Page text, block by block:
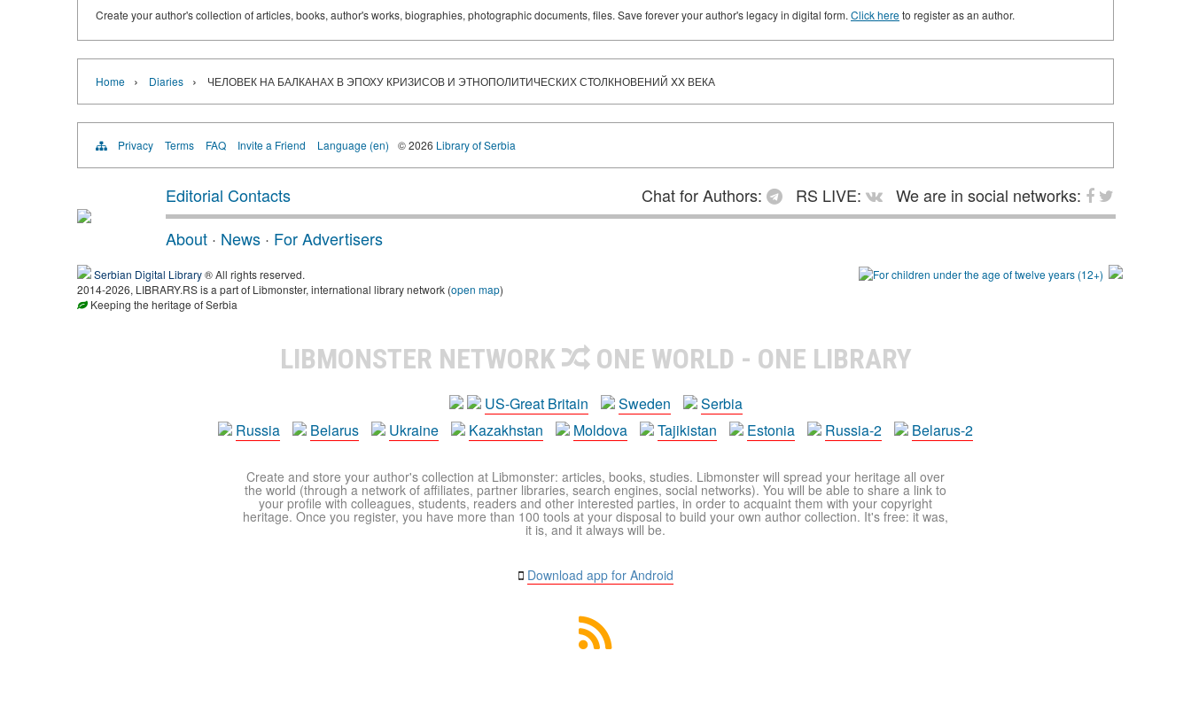
Create your author's collection of articles, books, author's works, biographies, photographic documents, files. Save forever your author's legacy in digital form. Click hereto register as an author.
Home › Diaries › ЧЕЛОВЕК НА БАЛКАНАХ В ЭПОХУ КРИЗИСОВ И ЭТНОПОЛИТИЧЕСКИХ СТОЛКНОВЕНИЙ XX ВЕКА
Privacy Terms FAQ Invite a Friend Language (en) © 2026 Library of Serbia
Editorial Contacts Chat for Authors: RS LIVE:
We are in social networks:
About · News · For Advertisers
Serbian Digital Library® All rights reserved.
2014-2026, LIBRARY.RS is a part of Libmonster, international library network (open map)
Keeping the heritage of Serbia
LIBMONSTER NETWORK ONE WORLD - ONE LIBRARY
US-Great Britain Sweden
Serbia
Russia
Belarus Ukraine Kazakhstan Moldova Tajikistan Estonia Russia-2 Belarus-2
Create and store your author's collection at Libmonster: articles, books, studies. Libmonster will spread your heritage all over
the world (through a network of affiliates, partner libraries, search engines, social networks). You will be able to share a link to
your profile with colleagues, students, readers and other interested parties, in order to acquaint them with your copyright
heritage. Once you register, you have more than 100 tools at your disposal to build your own author collection. It's free: it was,
it is, and it always will be.
Download app for Android